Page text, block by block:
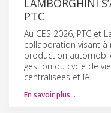
LAMBORGHINI
PTC
Au CES 2026, PTC et
collaboration visant
production
gestion du cycle de
centralisées et IA.
En savoir plus…